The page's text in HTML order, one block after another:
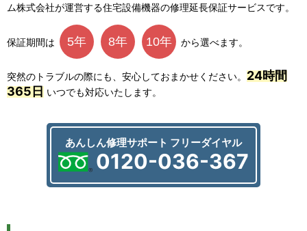
ム株式会社が運営する住宅設備機器の修理延長保証サービスです。
保証期間は 5年 8年 10年 から選べます。
突然のトラブルの際にも、安心しておまかせください。 24時間
365日 いつでも対応いたします。
あんしん修理サポート フリーダイヤル
0120-036-367